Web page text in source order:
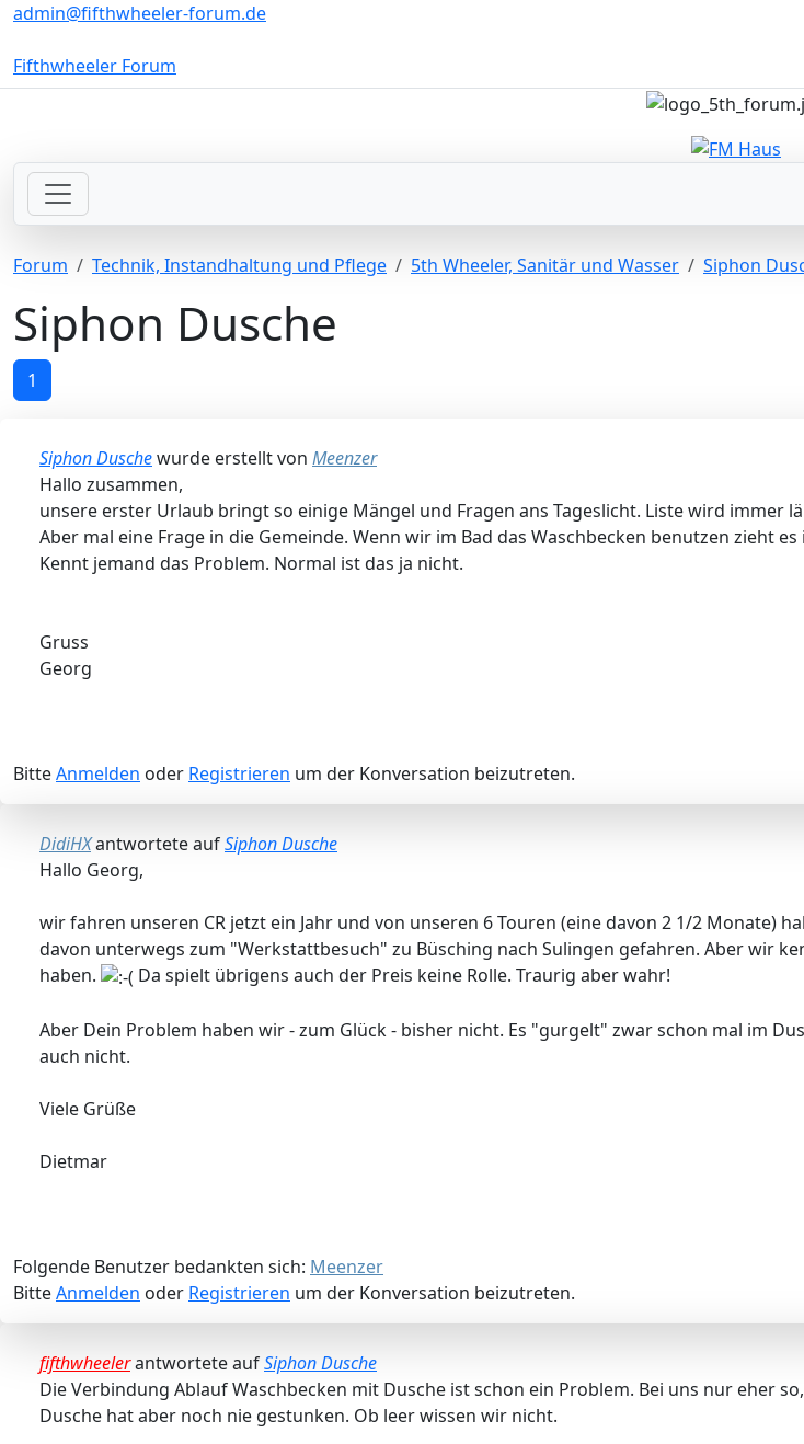
admin@fifthwheeler-forum.de
Fifthwheeler Forum
Forum Technik, Instandhaltung und Pflege 5th Wheeler, Sanitär und Wasser Siphon
Siphon Dusche
1
Siphon Duschewurde erstellt von Meenzer
Hallo zusammen,
unsere erster Urlaub bringt so einige Mängel und Fragen ans Tageslicht. Liste wird immer
Aber mal eine Frage in die Gemeinde. Wenn wir im Bad das Waschbecken benutzen zieht
Kennt jemand das Problem. Normal ist das ja nicht.
Gruss
Georg
BitteAnmelden oder Registrieren um der Konversation beizutreten.
DidiHXantwortete aufSiphon Dusche
Hallo Georg,
wir fahren unseren CR jetzt ein Jahr und von unseren 6 Touren (eine davon 2 1/2 Monate)
davon unterwegs zum "Werkstattbesuch" zu Büsching nach Sulingen gefahren. Aber wir
haben.
Da spielt übrigens auch der Preis keine Rolle. Traurig aber wahr!
Aber Dein Problem haben wir - zum Glück - bisher nicht. Es "gurgelt" zwar schon mal im
auch nicht.
Viele Grüße
Dietmar
Folgende Benutzer bedankten sich: Meenzer
BitteAnmelden oder Registrieren um der Konversation beizutreten.
fifthwheelerantwortete aufSiphon Dusche
Die Verbindung Ablauf Waschbecken mit Dusche ist schon ein Problem. Bei uns nur eher
Dusche hat aber noch nie gestunken. Ob leer wissen wir nicht.